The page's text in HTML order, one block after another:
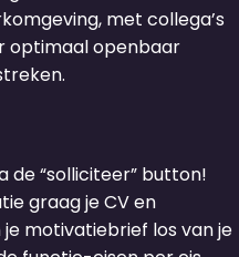
met collega’s
optimaal openbaar
de “solliciteer” button!
graag je CV en
motivatiebrief los van je